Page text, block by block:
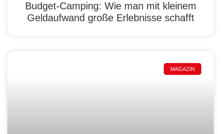
Budget-Camping: Wie man mit kleinem
Geldaufwand große Erlebnisse schafft
MAGAZIN